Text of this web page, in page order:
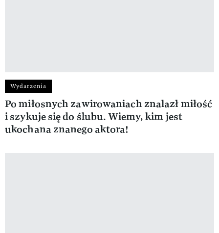
Wydarzenia
Po miłosnych zawirowaniach znalazł miłość
i szykuje się do ślubu. Wiemy, kim jest
ukochana znanego aktora!